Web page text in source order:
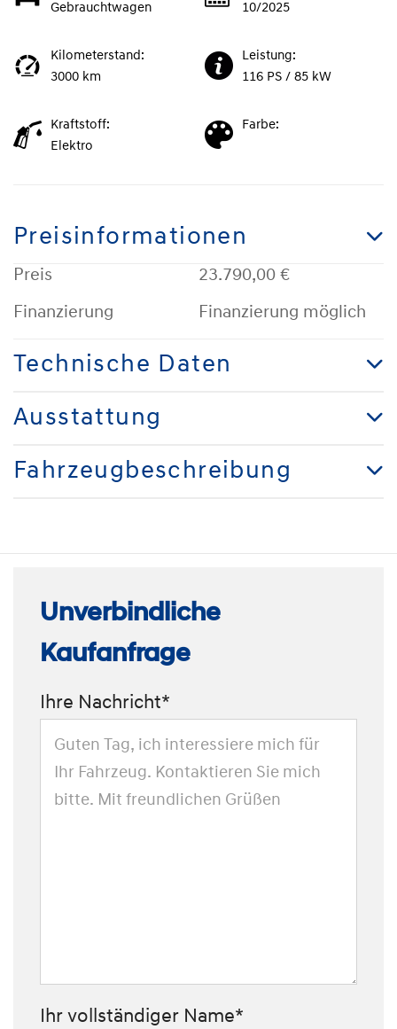
Gebrauchtwagen
10/2025
Kilometerstand:
3000 km
Leistung:
116 PS / 85 kW
Kraftstoff:
Elektro
Farbe:
Preisinformationen
Preis 23.790,00 €
Finanzierung Finanzierung möglich
Technische Daten
Ausstattung
Fahrzeugbeschreibung
Unverbindliche
Kaufanfrage
Ihre Nachricht*
Ihr vollständiger Name*